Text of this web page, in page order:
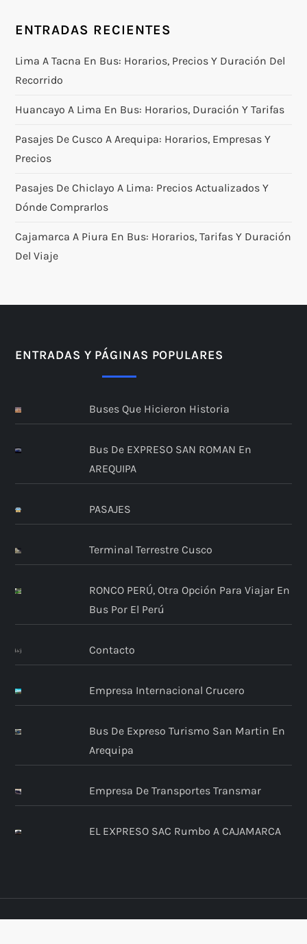
ENTRADAS RECIENTES
Lima A Tacna En Bus: Horarios, Precios Y Duración Del
Recorrido
Huancayo A Lima En Bus: Horarios, Duración Y Tarifas
Pasajes De Cusco A Arequipa: Horarios, Empresas Y
Precios
Pasajes De Chiclayo A Lima: Precios Actualizados Y
Dónde Comprarlos
Cajamarca A Piura En Bus: Horarios, Tarifas Y Duración
Del Viaje
ENTRADAS Y PÁGINAS POPULARES
Buses Que Hicieron Historia
Bus De EXPRESO SAN ROMAN En
AREQUIPA
PASAJES
Terminal Terrestre Cusco
RONCO PERÚ, Otra Opción Para Viajar En
Bus Por El Perú
Contacto
Empresa Internacional Crucero
Bus De Expreso Turismo San Martin En
Arequipa
Empresa De Transportes Transmar
EL EXPRESO SAC Rumbo A CAJAMARCA